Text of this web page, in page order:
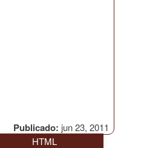
Publicado: jun 23, 2011
HTML